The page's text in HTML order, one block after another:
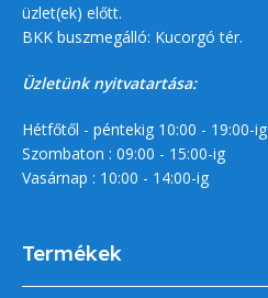
üzlet(ek) előtt.
BKK buszmegálló: Kucorgó tér.
Üzletünk nyitvatartása:
Hétfőtől - péntekig 10:00 - 19:00-ig
Szombaton : 09:00 - 15:00-ig
Vasárnap : 10:00 - 14:00-ig
Termékek